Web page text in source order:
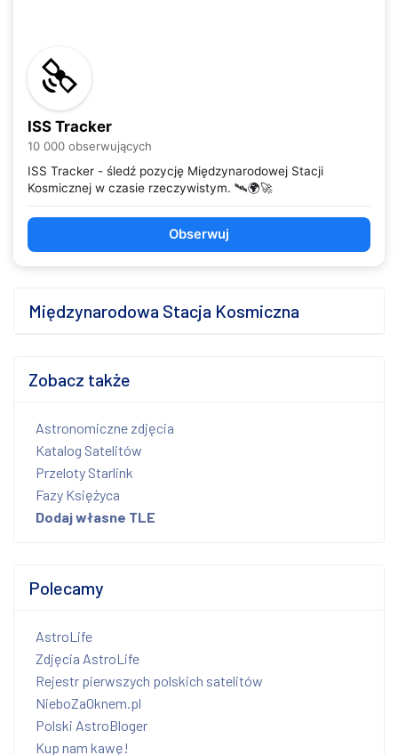
ISS Tracker
10 000 obserwujących
ISS Tracker - śledź pozycję Międzynarodowej Stacji
Kosmicznej w czasie rzeczywistym. 🛰️🌍🚀
Obserwuj
Międzynarodowa Stacja Kosmiczna
Zobacz także
Astronomiczne zdjęcia
Katalog Satelitów
Przeloty Starlink
Fazy Księżyca
Dodaj własne TLE
Polecamy
AstroLife
Zdjęcia AstroLife
Rejestr pierwszych polskich satelitów
NieboZaOknem.pl
Polski AstroBloger
Kup nam kawę!